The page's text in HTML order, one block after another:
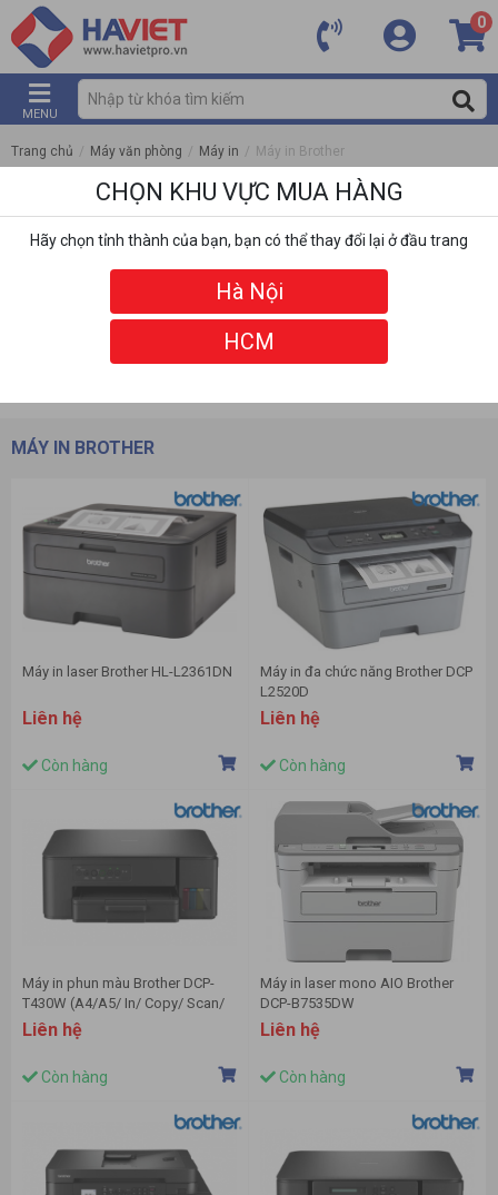
0
MENU
Trang chủ / Máy văn phòng / Máy in / Máy in Brother
MÁY IN BROTHER
Máy in laser Brother HL-L2361DN
Liên hệ
Còn hàng
Máy in đa chức năng Brother DCP
L2520D
Liên hệ
Còn hàng
Máy in phun màu Brother DCP-
T430W (A4/A5/ In/ Copy/ Scan/
USB/ WIFI)
Liên hệ
Còn hàng
Máy in laser mono AIO Brother
DCP-B7535DW
Liên hệ
Còn hàng
CHỌN KHU VỰC MUA HÀNG
Hãy chọn tỉnh thành của bạn, bạn có thể thay đổi lại ở đầu trang
Hà Nội
HCM